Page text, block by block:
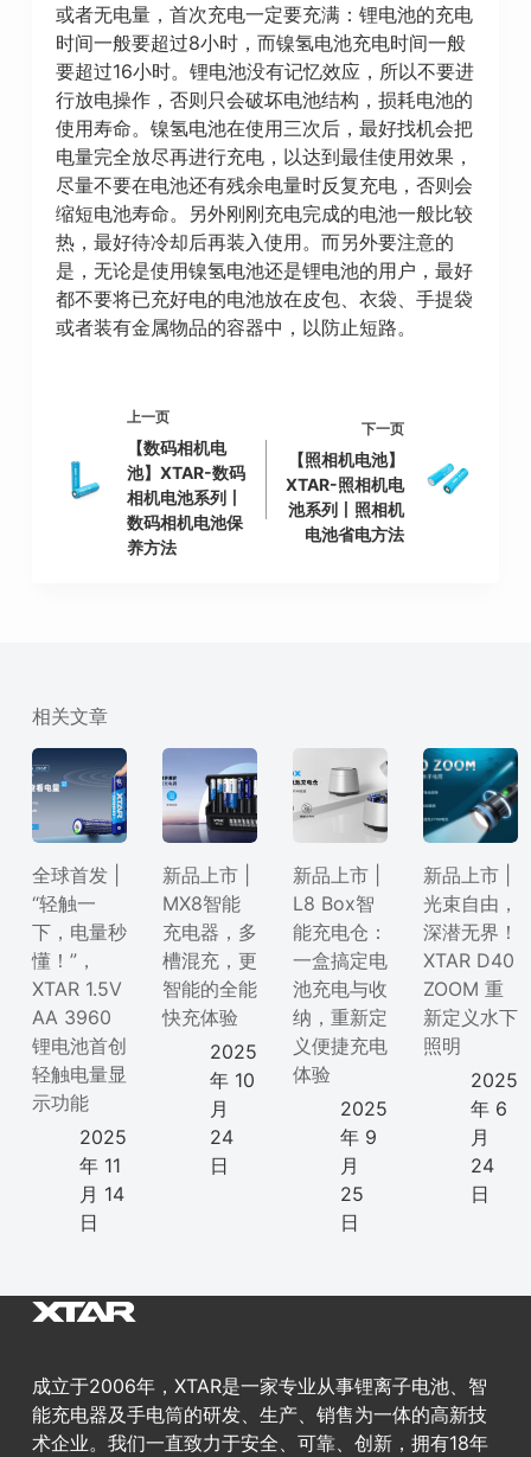
或者无电量，首次充电一定要充满：锂电池的充电
时间一般要超过8小时，而镍氢电池充电时间一般
要超过16小时。锂电池没有记忆效应，所以不要进
行放电操作，否则只会破坏电池结构，损耗电池的
使用寿命。镍氢电池在使用三次后，最好找机会把
电量完全放尽再进行充电，以达到最佳使用效果，
尽量不要在电池还有残余电量时反复充电，否则会
缩短电池寿命。另外刚刚充电完成的电池一般比较
热，最好待冷却后再装入使用。而另外要注意的
是，无论是使用镍氢电池还是锂电池的用户，最好
都不要将已充好电的电池放在皮包、衣袋、手提袋
或者装有金属物品的容器中，以防止短路。
上一页
【数码相机电
池】XTAR-数码
相机电池系列丨
数码相机电池保
养方法
下一页
【照相机电池】
XTAR-照相机电
池系列丨照相机
电池省电方法
相关文章
全球首发 |
“轻触一
下，电量秒
懂！”，
XTAR 1.5V
AA 3960
锂电池首创
轻触电量显
示功能
2025
年 11
月 14
日
新品上市 |
MX8智能
充电器，多
槽混充，更
智能的全能
快充体验
2025
年 10
月
24
日
新品上市 |
L8 Box智
能充电仓：
一盒搞定电
池充电与收
纳，重新定
义便捷充电
体验
2025
年 9
月
25
日
新品上市 |
光束自由，
深潜无界！
XTAR D40
ZOOM 重
新定义水下
照明
2025
年 6
月
24
日
成立于2006年，XTAR是一家专业从事锂离子电池、智
能充电器及手电筒的研发、生产、销售为一体的高新技
术企业。我们一直致力于安全、可靠、创新，拥有18年